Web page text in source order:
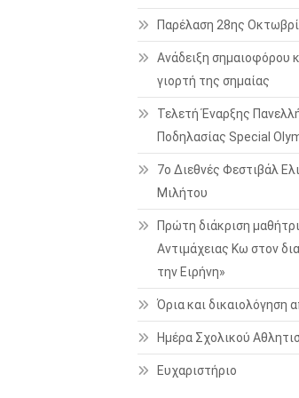
Παρέλαση 28ης
Ανάδειξη σημαιοφόρου
γιορτή της σημαίας
Τελετή Έναρξης
Ποδηλασίας Special
7ο Διεθνές Φεστιβάλ
Μιλήτου
Πρώτη διάκριση
Αντιμάχειας Κω στον
την Ειρήνη»
Όρια και δικαιολόγηση
Ημέρα Σχολικού
Ευχαριστήριο